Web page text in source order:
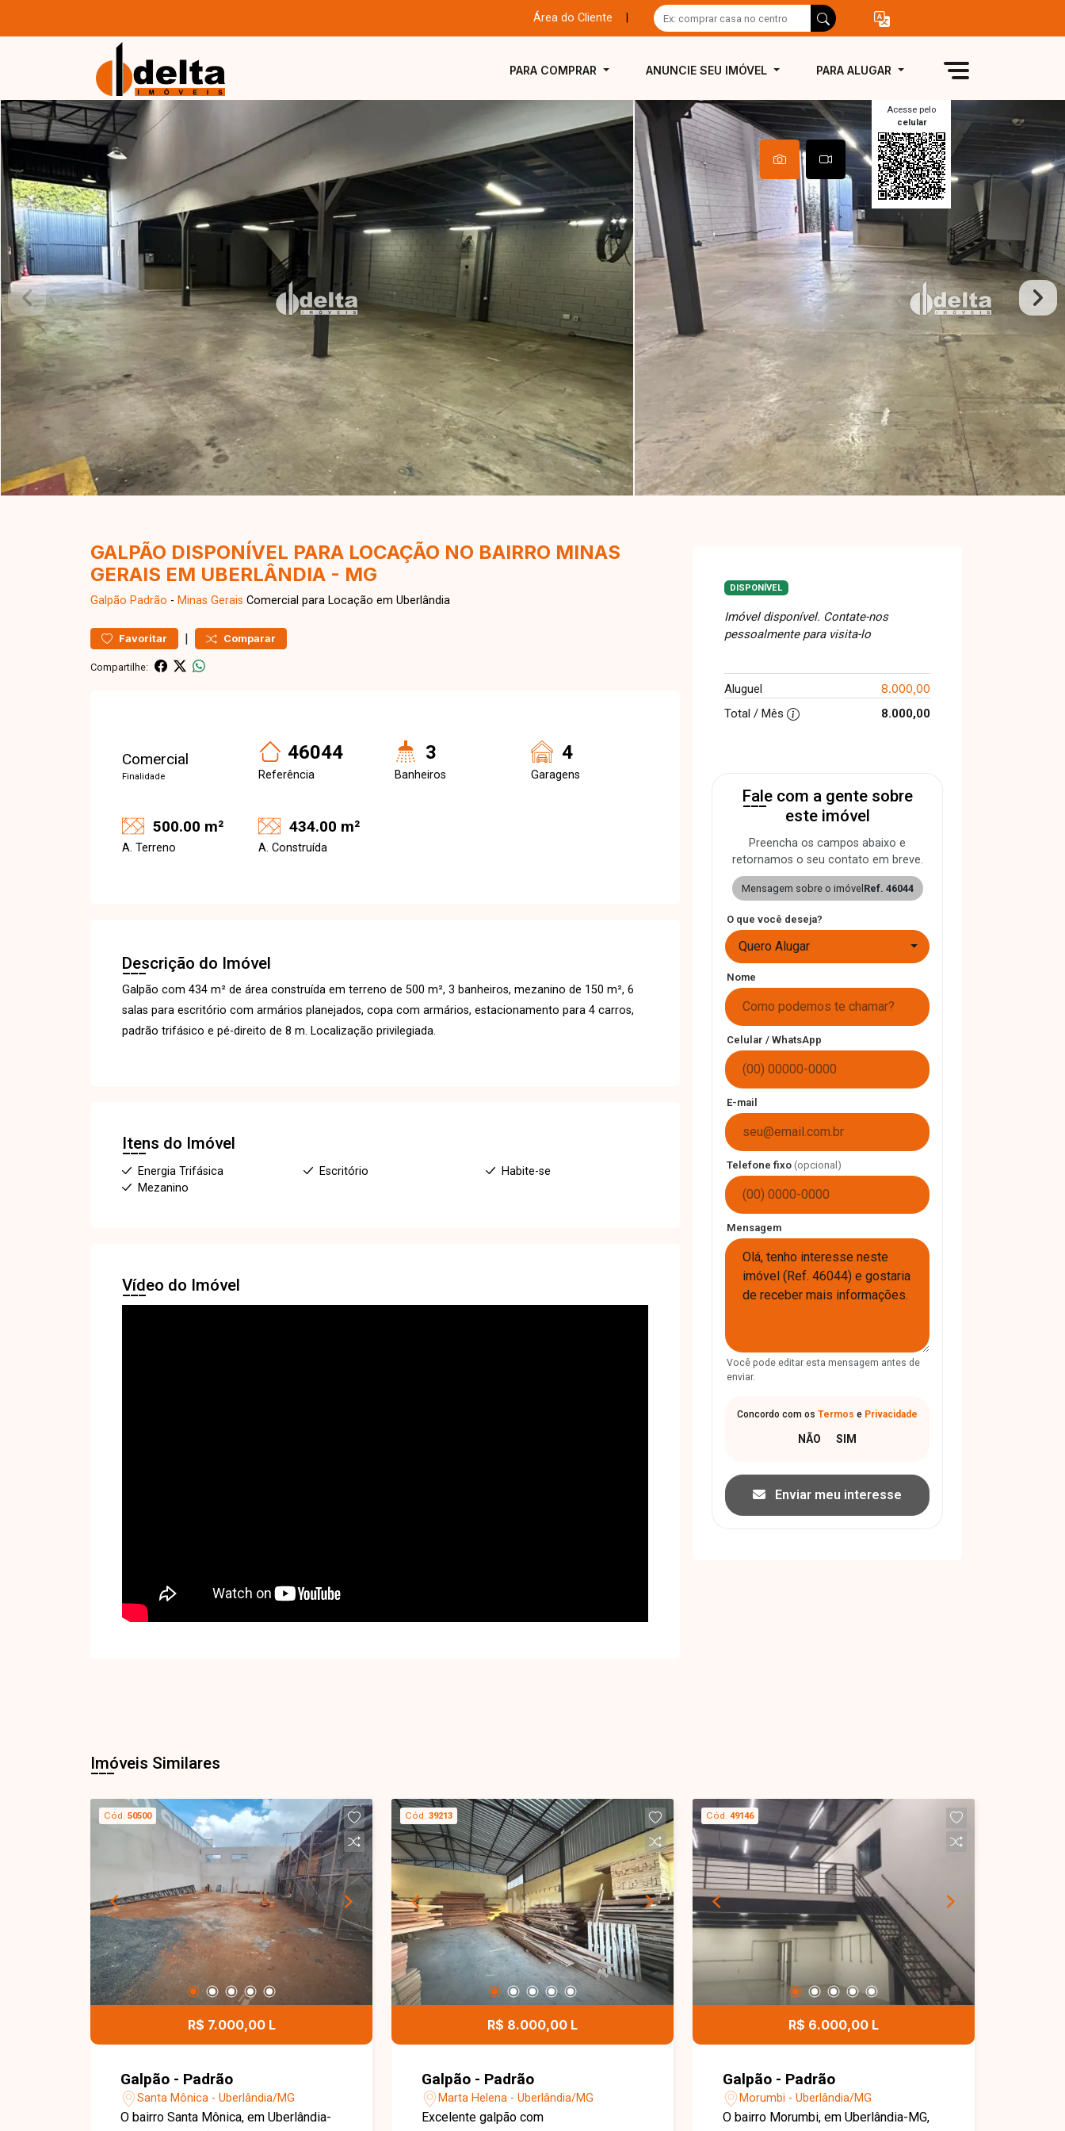
Área do Cliente
PARA COMPRAR ANUNCIE SEU IMÓVEL PARA ALUGAR
Acesse pelo
celular
GALPÃO DISPONÍVEL PARA LOCAÇÃO NO BAIRRO MINAS
GERAIS EM UBERLÂNDIA - MG
Galpão Padrão - Minas Gerais Comercial para Locação em Uberlândia
Favoritar | Comparar
Compartilhe:
Comercial
Finalidade
46044
Referência
3
Banheiros
4
Garagens
500.00 m²
A. Terreno
434.00 m²
A. Construída
Descrição do Imóvel
Galpão com 434 m² de área construída em terreno de 500 m², 3 banheiros, mezanino de 150 m², 6
salas para escritório com armários planejados, copa com armários, estacionamento para 4 carros,
padrão trifásico e pé-direito de 8 m. Localização privilegiada.
Itens do Imóvel
Energia Trifásica Escritório
Habite-se
Mezanino
Vídeo do Imóvel
DISPONÍVEL
Imóvel disponível. Contate-nos
pessoalmente para visita-lo
Aluguel 8.000,00
Total / Mês 8.000,00
Fale com a gente sobre
este imóvel
Preencha os campos abaixo e
retornamos o seu contato em breve.
Mensagem sobre o imóvel Ref. 46044
O que você deseja?
Quero Alugar
Nome
Celular / WhatsApp
E-mail
Telefone fixo (opcional)
Mensagem
Você pode editar esta mensagem antes de
enviar.
Concordo com os Termos e Privacidade
Enviar meu interesse
Imóveis Similares
Cód. 50500
R$ 7.000,00 L
Galpão - Padrão
Santa Mônica - Uberlândia/MG
O bairro Santa Mônica, em Uberlândia-
Cód. 39213
R$ 8.000,00 L
Galpão - Padrão
Marta Helena - Uberlândia/MG
Excelente galpão com
Cód. 49146
R$ 6.000,00 L
Galpão - Padrão
Morumbi - Uberlândia/MG
O bairro Morumbi, em Uberlândia-MG,